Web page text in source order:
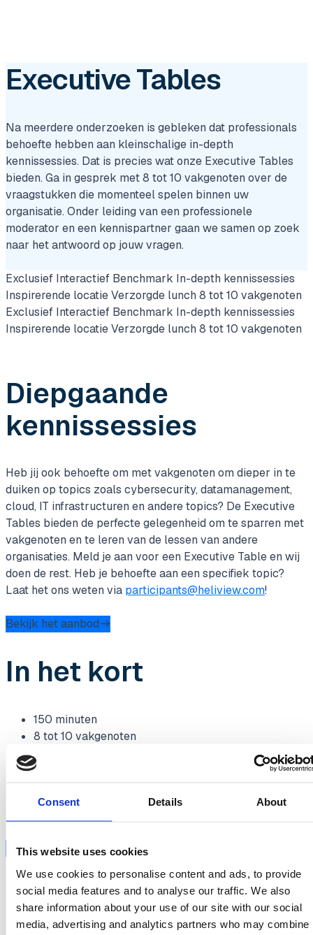
Consent Details About
This website uses cookies
We use cookies to personalise content and ads, to provide
social media features and to analyse our traffic. We also
share information about your use of our site with our social
media, advertising and analytics partners who may combine
Executive Tables
Na meerdere onderzoeken is gebleken dat professionals
behoefte hebben aan kleinschalige in-depth
kennissessies. Dat is precies wat onze Executive Tables
bieden. Ga in gesprek met 8 tot 10 vakgenoten over de
vraagstukken die momenteel spelen binnen uw
organisatie. Onder leiding van een professionele
moderator en een kennispartner gaan we samen op zoek
naar het antwoord op jouw vragen.
Exclusief Interactief Benchmark In-depth kennissessies
Inspirerende locatieVerzorgde lunch 8 tot 10 vakgenoten
Exclusief Interactief Benchmark In-depth kennissessies
Inspirerende locatieVerzorgde lunch 8 tot 10 vakgenoten
Diepgaande
kennissessies
Heb jij ook behoefte om met vakgenoten om dieper in te
duiken op topics zoals cybersecurity, datamanagement,
cloud, IT infrastructuren en andere topics? De Executive
Tables bieden de perfecte gelegenheid om te sparren met
vakgenoten en te leren van de lessen van andere
organisaties. Meld je aan voor een Executive Table en wij
doen de rest. Heb je behoefte aan een specifiek topic?
Laat het ons weten via participants@heliview.com!
Bekijk het aanbod
In het kort
150 minuten
8 tot 10 vakgenoten
Exclusief, op basis van uitnodiging
topic
60 minuten aansluitend exclusieve lunch
Ontdek de partnermogelijkheden